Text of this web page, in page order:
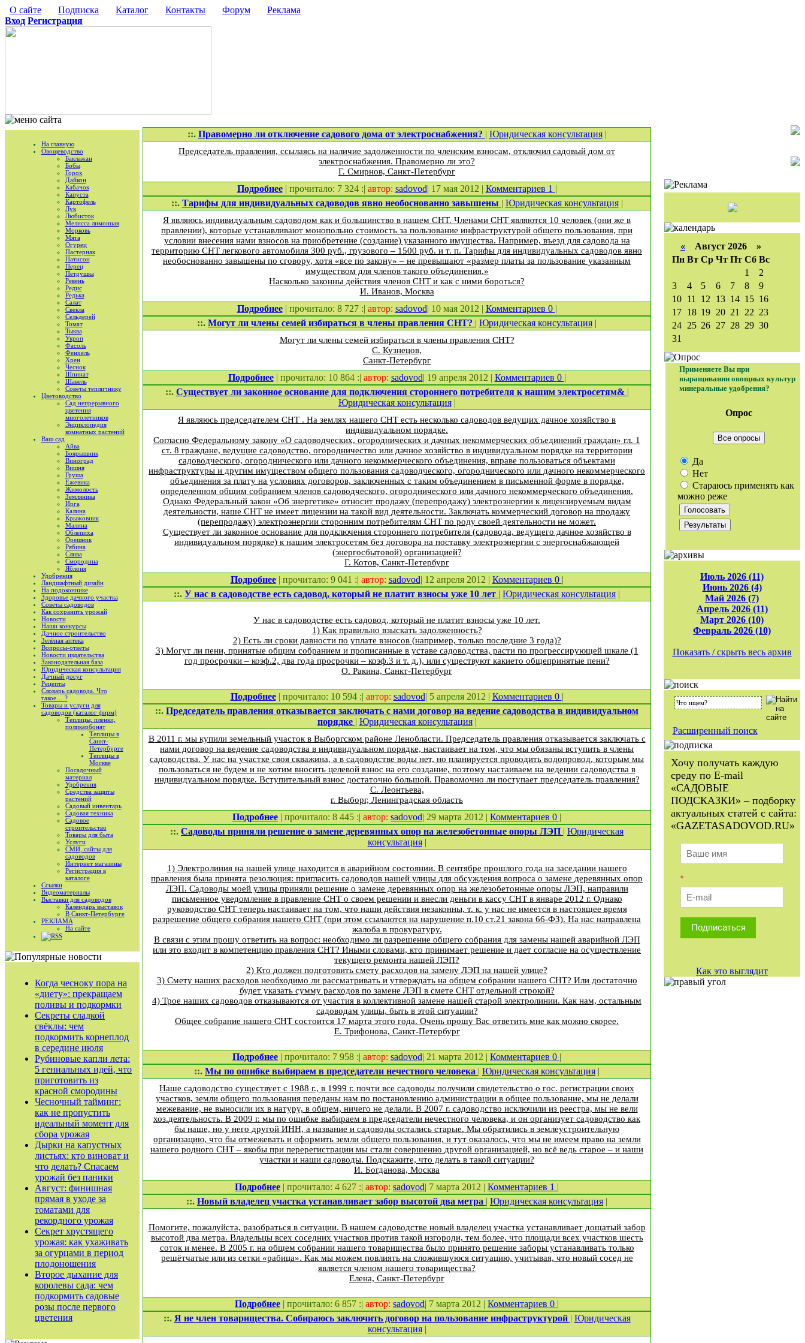
О сайте Подписка Каталог Контакты Форум
Реклама
Вход Регистрация
На главную
Овощеводство
Баклажан
Бобы
Горох
Дайкон
Кабачок
Капуста
Картофель
Лук
Любисток
Мелисса лимонная
Морковь
Мята
Огурец
Пастернак
Патисон
Перец
Петрушка
Ревень
Редис
Редька
Салат
Свекла
Сельдерей
Томат
Тыква
Укроп
Фасоль
Фенхель
Хрен
Чеснок
Шпинат
Шавель
Советы тепличнику
Цветоводство
Сад непрерывного
цветения
многолетников
Энциклопедия
комнатных растений
Ваш сад
Айва
Боярышник
Виноград
Вишня
Груша
Ежевика
Жимолость
Земляника
Ирга
Калина
Крыжовник
Малина
Облепиха
Орешник
Рябина
Слива
Смородина
Яблоня
Удобрения
Ландшафтный дизайн
На подоконнике
Здоровье дачного участка
Советы садоводов
Как сохранить урожай
Новости
Наши конкурсы
Дачное строительство
Зелёная аптека
Вопросы-ответы
Новости издательства
Законодательная база
Юридическая консультация
Дачный досуг
Рецепты
Словарь садовода. Что
такое… ?
Товары и услуги для
садоводов (каталог фирм)
Теплицы, пленки,
поликарбонат
Теплицы в
Санкт-
Петербурге
Теплицы в
Москве
Посадочный
материал
Удобрения
Средства защиты
растений
Садовый инвентарь
Садовая техника
Садовое
строительство
Товары для быта
Услуги
СМИ, сайты для
садоводов
Интернет магазины
Регистрация в
каталоге
Ссылки
Видеоматериалы
Выставки для садоводов
Календарь выставок
В Санкт-Петербурге
РЕКЛАМА
На сайте
RSS
Когда чесноку пора на
«диету»: прекращаем
поливы и подкормки
Секреты сладкой
свёклы: чем
подкормить корнеплод
в середине июля
Рубиновые капли лета:
5 гениальных идей, что
приготовить из
красной смородины
Чесночный тайминг:
как не пропустить
идеальный момент для
сбора урожая
Дырки на капустных
листьях: кто виноват и
что делать? Спасаем
урожай без паники
Август: финишная
прямая в уходе за
томатами для
рекордного урожая
Секрет хрустящего
урожая: как ухаживать
за огурцами в период
плодоношения
Второе дыхание для
королевы сада: чем
подкормить садовые
розы после первого
цветения
::. Правомерно ли отключение садового дома от электроснабжения? | Юридическая консультация|
Председатель правления, ссылаясь на наличие задолженности по членским взносам, отключил садовый дом от
электроснабжения. Правомерно ли это?
Г. Смирнов, Санкт-Петербург
Подробнее| прочитало: 7 324 :| автор: sadovod| 17 мая 2012 | Комментариев 1 |
::. Тарифы для индивидуальных садоводов явно необоснованно завышены | Юридическая консультация|
Я являюсь индивидуальным садоводом как и большинство в нашем СНТ. Членами СНТ являются 10 человек (они же в
правлении), которые устанавливают монопольно стоимость за пользование инфраструктурой общего пользования, при
условии внесения нами взносов на приобретение (создание) указанного имущества. Например, въезд для садовода на
территорию СНТ легкового автомобиля 300 руб., грузового – 1500 руб. и т. п. Тарифы для индивидуальных садоводов явно
необоснованно завышены по сговору, хотя «все по закону» – не превышают «размер платы за пользование указанным
имуществом для членов такого объединения.»
Насколько законны действия членов СНТ и как с ними бороться?
И. Иванов, Москва
Подробнее| прочитало: 8 727 :| автор: sadovod| 10 мая 2012 | Комментариев 0 |
::. Могут ли члены семей избираться в члены правления СНТ? | Юридическая консультация |
Могут ли члены семей избираться в члены правления СНТ?
С. Кузнецов,
Санкт-Петербург
Подробнее| прочитало: 10 864 :| автор: sadovod| 19 апреля 2012 | Комментариев 0 |
::. Существует ли законное основание для подключения стороннего потребителя к нашим электросетям& |
Юридическая консультация|
Я являюсь председателем СНТ . На землях нашего СНТ есть несколько садоводов ведущих дачное хозяйство в
индивидуальном порядке.
Согласно Федеральному закону «О садоводческих, огороднических и дачных некоммерческих объединений граждан» гл. 1
ст. 8 граждане, ведущие садоводство, огородничество или дачное хозяйство в индивидуальном порядке на территории
садоводческого, огороднического или дачного некоммерческого объединения, вправе пользоваться объектами
инфраструктуры и другим имуществом общего пользования садоводческого, огороднического или дачного некоммерческого
объединения за плату на условиях договоров, заключенных с таким объединением в письменной форме в порядке,
определенном общим собранием членов садоводческого, огороднического или дачного некоммерческого объединения.
Однако Федеральный закон «Об энергетике» относит продажу (перепродажу) электроэнергии к лицензируемым видам
деятельности, наше СНТ не имеет лицензии на такой вид деятельности. Заключать коммерческий договор на продажу
(перепродажу) электроэнергии сторонним потребителям СНТ по роду своей деятельности не может.
Существует ли законное основание для подключения стороннего потребителя (садовода, ведущего дачное хозяйство в
индивидуальном порядке) к нашим электросетям без договора на поставку электроэнергии с энергоснабжающей
(энергосбытовой) организацией?
Г. Котов, Санкт-Петербург
Подробнее| прочитало: 9 041 :| автор: sadovod| 12 апреля 2012 | Комментариев 0 |
::. У нас в садоводстве есть садовод, который не платит взносы уже 10 лет | Юридическая консультация |
У нас в садоводстве есть садовод, который не платит взносы уже 10 лет.
1) Как правильно взыскать задолженность?
2) Есть ли сроки давности по уплате взносов (например, только последние 3 года)?
3) Могут ли пени, принятые общим собранием и прописанные в уставе садоводства, расти по прогрессирующей шкале (1
год просрочки – коэф.2, два года просрочки – коэф.3 и т. д.), или существуют какие­то общепринятые пени?
О. Ракина, Санкт-Петербург
Подробнее| прочитало: 10 594 :| автор: sadovod| 5 апреля 2012 | Комментариев 0 |
::. Председатель правления отказывается заключать с нами договор на ведение садоводства в индивидуальном
порядке | Юридическая консультация|
В 2011 г. мы купили земельный участок в Выборгском районе Ленобласти. Председатель правления отказывается заключать с
нами договор на ведение садоводства в индивидуальном порядке, настаивает на том, что мы обязаны вступить в члены
садоводства. У нас на участке своя скважина, а в садоводстве воды нет, но планируется проводить водопровод, которым мы
пользоваться не будем и не хотим вносить целевой взнос на его создание, поэтому настаиваем на ведении садоводства в
индивидуальном порядке. Вступительный взнос достаточно большой. Правомочно ли поступает председатель правления?
С. Леонтьева,
г. Выборг, Ленинградская область
Подробнее | прочитало: 8 445 :| автор: sadovod| 29 марта 2012 | Комментариев 0 |
::. Садоводы приняли решение о замене деревянных опор на железобетонные опоры ЛЭП | Юридическая
консультация|
1) Электролиния на нашей улице находится в аварийном состоянии. В сентябре прошлого года на заседании нашего
правления была принята резолюция: пригласить садоводов нашей улицы для обсуждения вопроса о замене деревянных опор
ЛЭП. Садоводы моей улицы приняли решение о замене деревянных опор на железобетонные опоры ЛЭП, направили
письменное уведомление в правление СНТ о своем решении и внесли деньги в кассу СНТ в январе 2012 г. Однако
руководство СНТ теперь настаивает на том, что наши действия незаконны, т. к. у нас не имеется в настоящее время
разрешение общего собрания нашего СНТ (при этом ссылаются на нарушение п.10 ст.21 закона 66-ФЗ). На нас направлена
жалоба в прокуратуру.
В связи с этим прошу ответить на вопрос: необходимо ли разрешение общего собрания для замены нашей аварийной ЛЭП
или это входит в компетенцию правления СНТ? Иными словами, кто принимает решение и дает согласие на осуществление
текущего ремонта нашей ЛЭП?
2) Кто должен подготовить смету расходов на замену ЛЭП на нашей улице?
3) Смету наших расходов необходимо ли рассматривать и утверждать на общем собрании нашего СНТ? Или достаточно
будет указать сумму расходов по замене ЛЭП в смете СНТ отдельной строкой?
4) Трое наших садоводов отказываются от участия в коллективной замене нашей старой электролинии. Как нам, остальным
садоводам улицы, быть в этой ситуации?
Общее собрание нашего СНТ состоится 17 марта этого года. Очень прошу Вас ответить мне как можно скорее.
Е. Трифонова, Санкт-Петербург
Подробнее | прочитало: 7 958 :| автор: sadovod| 21 марта 2012 | Комментариев 0 |
::. Мы по ошибке выбираем в председатели нечестного человека | Юридическая консультация |
Наше садоводство существует с 1988 г., в 1999 г. почти все садоводы получили свидетельство о гос. регистрации своих
участков, земли общего пользования переданы нам по постановлению администрации в общее пользование, мы не делали
межевание, не выносили их в натуру, в общем, ничего не делали. В 2007 г. садоводство исключили из реестра, мы не вели
хоз.деятельность. В 2009 г. мы по ошибке выбираем в председатели нечестного человека, и он организует садоводство как
бы наше, но у него другой ИНН, а название и садоводы остались старые. Мы обратились в землеустроительную
организацию, что бы отмежевать и оформить земли общего пользования, и тут оказалось, что мы не имеем право на земли
нашего родного СНТ – якобы при перерегистрации мы стали совершенно другой организацией, но всё ведь старое – и наши
участки и наши садоводы. Подскажите, что делать в такой ситуации?
И. Богданова, Москва
Подробнее | прочитало: 4 627 :| автор: sadovod| 7 марта 2012 | Комментариев 1 |
::. Новый владелец участка устанавливает забор высотой два метра | Юридическая консультация |
Помогите, пожалуйста, разобраться в ситуации. В нашем садоводстве новый владелец участка устанавливает дощатый забор
высотой два метра. Владельцы всех соседних участков против такой изгороди, тем более, что площади всех участков шесть
соток и менее. В 2005 г. на общем собрании нашего товарищества было принято решение заборы устанавливать только
решётчатые или из сетки «рабица». Как мы можем повлиять на сложившуюся ситуацию, учитывая, что новый сосед не
является членом нашего товарищества?
Елена, Санкт-Петербург
Подробнее | прочитало: 6 857 :| автор: sadovod| 7 марта 2012 | Комментариев 0 |
::. Я не член товарищества. Собираюсь заключить договор на пользование инфраструктурой | Юридическая
консультация|
« Август 2026 »
Пн Вт Ср Чт Пт Сб Вс
1
2
3
4 5 6 7 8
9
10 11 12 13 14 15 16
17 18 19 20 21 22 23
24 25 26 27 28 29 30
31
Применяете Вы при
выращивании овощных культур
минеральные удобрения?
Опрос
Все опросы
Да
Нет
Стараюсь применять как
можно реже
Июль 2026 (11)
Июнь 2026 (4)
Май 2026 (7)
Апрель 2026 (11)
Март 2026 (10)
Февраль 2026 (10)
Показать / скрыть весь архив
Расширенный поиск
Хочу получать каждую
среду по E-mail
«САДОВЫЕ
ПОДСКАЗКИ» – подборку
актуальных статей с сайта:
«GAZETASADOVOD.RU»
*
Подписаться
Как это выглядит